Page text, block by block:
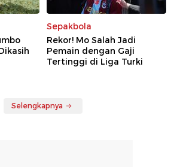
Sepakbola
Rekor! Mo Salah Jadi
Pemain dengan Gaji
Tertinggi di Liga Turki
Selengkapnya